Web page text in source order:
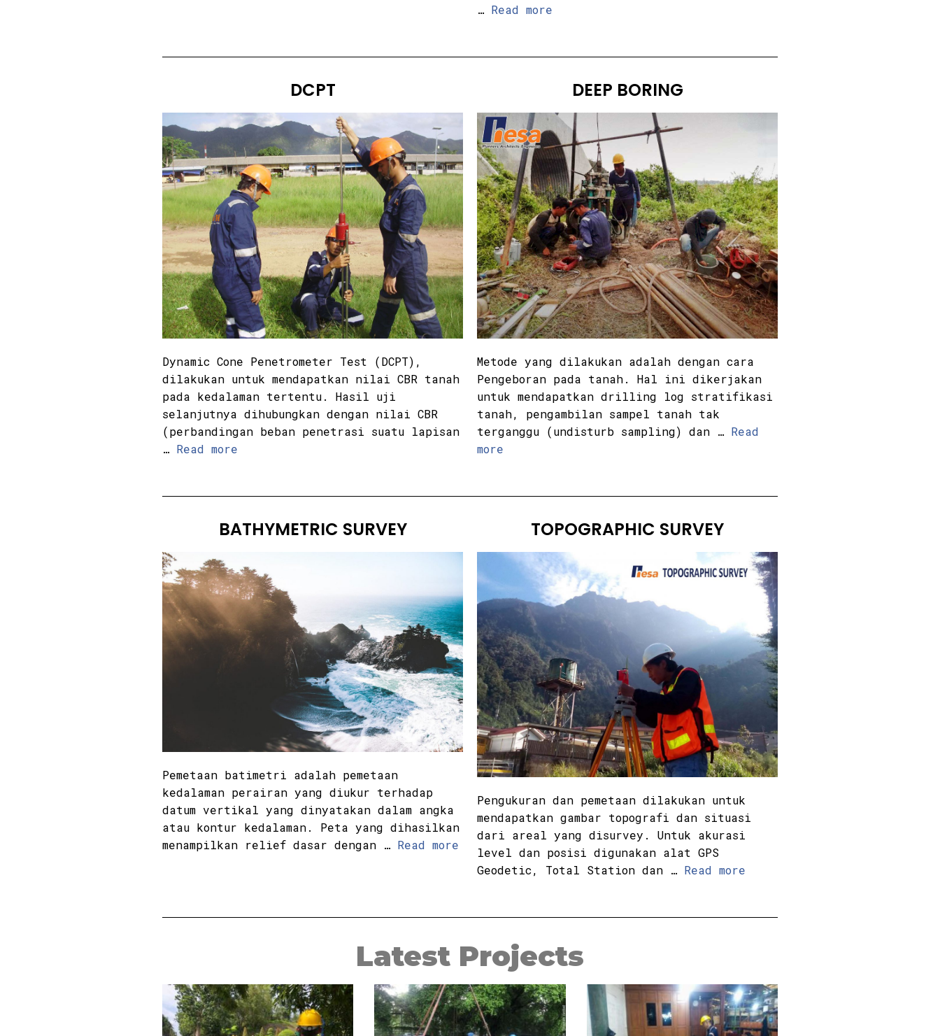
… Read more
DCPT
Dynamic Cone Penetrometer Test (DCPT),
dilakukan untuk mendapatkan nilai CBR tanah
pada kedalaman tertentu. Hasil uji
selanjutnya dihubungkan dengan nilai CBR
(perbandingan beban penetrasi suatu lapisan
… Read more
DEEP BORING
Metode yang dilakukan adalah dengan cara
Pengeboran pada tanah. Hal ini dikerjakan
untuk mendapatkan drilling log stratifikasi
tanah, pengambilan sampel tanah tak
terganggu (undisturb sampling) dan … Read
more
BATHYMETRIC SURVEY
Pemetaan batimetri adalah pemetaan
kedalaman perairan yang diukur terhadap
datum vertikal yang dinyatakan dalam angka
atau kontur kedalaman. Peta yang dihasilkan
menampilkan relief dasar dengan … Read more
TOPOGRAPHIC SURVEY
Pengukuran dan pemetaan dilakukan untuk
mendapatkan gambar topografi dan situasi
dari areal yang disurvey. Untuk akurasi
level dan posisi digunakan alat GPS
Geodetic, Total Station dan … Read more
Latest Projects